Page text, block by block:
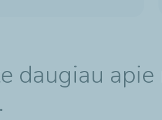
daugiau